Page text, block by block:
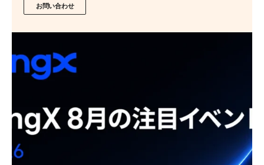
お問い合わせ